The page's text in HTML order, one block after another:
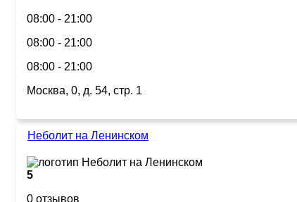
08:00 - 21:00
08:00 - 21:00
08:00 - 21:00
Москва, 0, д. 54, стр. 1
Неболит на Ленинском
5
0 отзывов